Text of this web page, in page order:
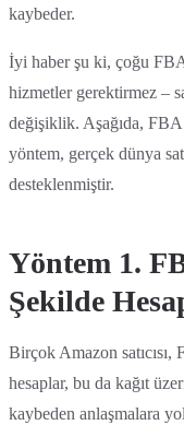
kaybeder.
İyi haber şu ki, çoğu
hizmetler gerektirmez –
değişiklik. Aşağıda, FBA
yöntem, gerçek dünya
desteklenmiştir.
Yöntem 1.
Şekilde
Birçok Amazon
hesaplar, bu da kağıt
kaybeden anlaşmalara